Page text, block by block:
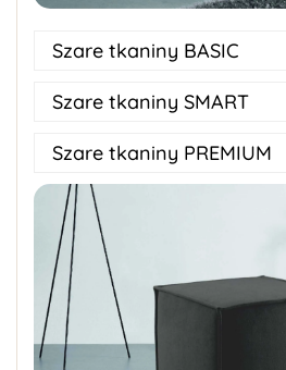
Szare tkaniny BASIC
Szare tkaniny SMART
Szare tkaniny PREMIUM